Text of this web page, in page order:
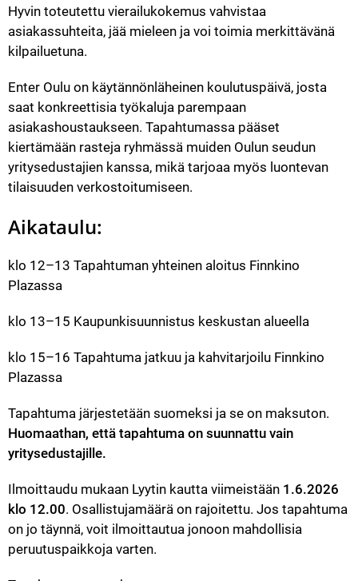
Hyvin toteutettu vierailukokemus vahvistaa
asiakassuhteita, jää mieleen ja voi toimia merkittävänä
kilpailuetuna.
Enter Oulu on käytännönläheinen koulutuspäivä, josta
saat konkreettisia työkaluja parempaan
asiakashoustaukseen. Tapahtumassa pääset
kiertämään rasteja ryhmässä muiden Oulun seudun
yritysedustajien kanssa, mikä tarjoaa myös luontevan
tilaisuuden verkostoitumiseen.
Aikataulu:
klo 12–13 Tapahtuman yhteinen aloitus Finnkino
Plazassa
klo 13–15 Kaupunkisuunnistus keskustan alueella
klo 15–16 Tapahtuma jatkuu ja kahvitarjoilu Finnkino
Plazassa
Tapahtuma järjestetään suomeksi ja se on maksuton.
Huomaathan, että tapahtuma on suunnattu vain
yritysedustajille.
Ilmoittaudu mukaan Lyytin kautta viimeistään 1.6.2026
klo 12.00. Osallistujamäärä on rajoitettu. Jos tapahtuma
on jo täynnä, voit ilmoittautua jonoon mahdollisia
peruutuspaikkoja varten.